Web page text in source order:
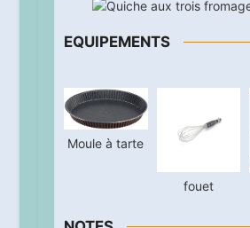
EQUIPEMENTS
Moule à tarte
fouet